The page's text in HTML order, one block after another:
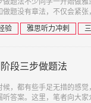
题法不少同学一开始做
题没有章法，不仅会紧
验 雅思听力冲刺
段三步做题法
，都有些手足无措的感
听答案。这里，笔者向